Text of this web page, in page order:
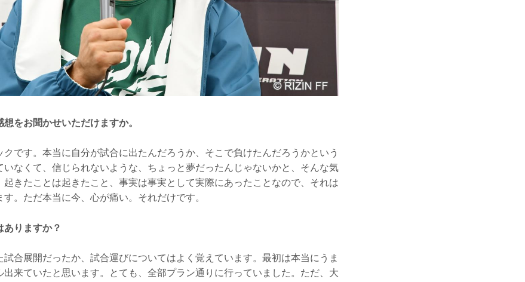
をお聞かせいただけますか。
です。本当に自分が試合に出たんだろうか、そこで負けたんだろうかという
いなくて、信じられないような、ちょっと夢だったんじゃないかと、そんな気
起きたことは起きたこと、事実は事実として実際にあったことなので、それは
。ただ本当に今、心が痛い。それだけです。
ありますか？
合展開だったか、試合運びについてはよく覚えています。最初は本当にうま
出来ていたと思います。とても、全部プラン通りに行っていました。ただ、大